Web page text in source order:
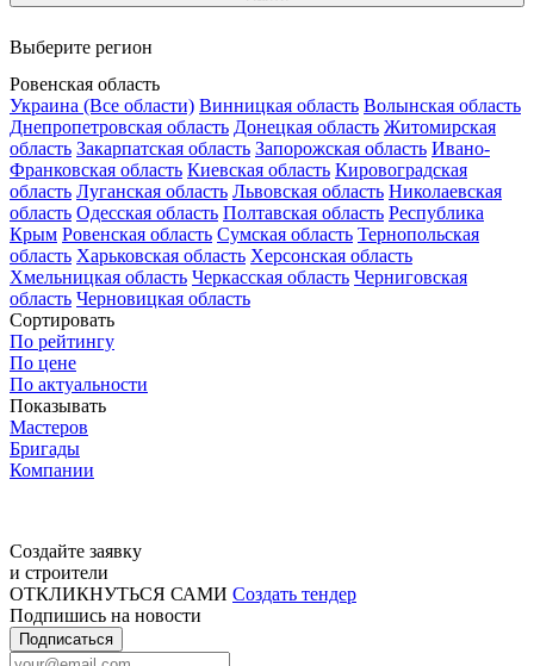
Выберите регион
Ровенская область
Украина (Все области) Винницкая область Волынская область
Днепропетровская область Донецкая область Житомирская
область Закарпатская область Запорожская область Ивано-
Франковская область Киевская область Кировоградская
область Луганская область Львовская область Николаевская
область Одесская область Полтавская область Республика
Крым Ровенская область Сумская область Тернопольская
область Харьковская область Херсонская область
Хмельницкая область Черкасская область Черниговская
область Черновицкая область
Сортировать
По рейтингу
По цене
По актуальности
Показывать
Мастеров
Бригады
Компании
Создайте заявку
и строители
ОТКЛИКНУТЬСЯ САМИ Создать тендер
Подпишись на новости
Подписаться